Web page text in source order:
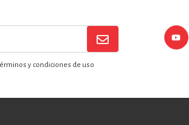
y condiciones de uso